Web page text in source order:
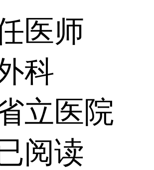
医师
科
立医院
阅读